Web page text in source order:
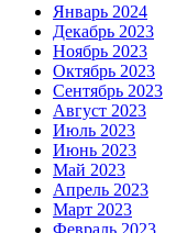
Январь 2024
Декабрь 2023
Ноябрь 2023
Октябрь 2023
Сентябрь 2023
Август 2023
Июль 2023
Июнь 2023
Май 2023
Апрель 2023
Март 2023
Февраль 2023